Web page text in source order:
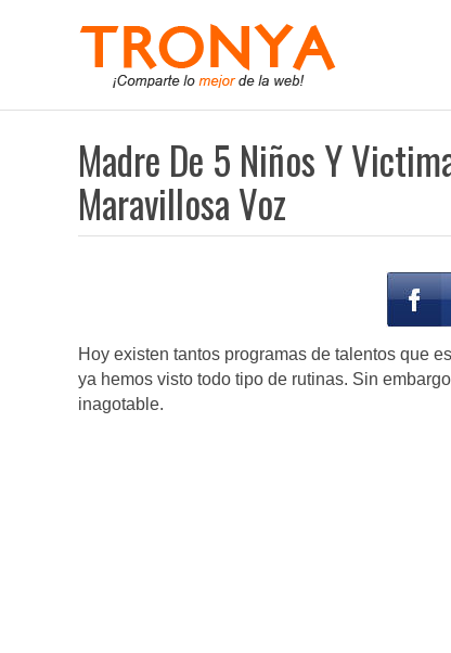
Madre De 5 Niños Y
Maravillosa Voz
Hoy existen tantos programas de talentos que
ya hemos visto todo tipo de rutinas. Sin
inagotable.